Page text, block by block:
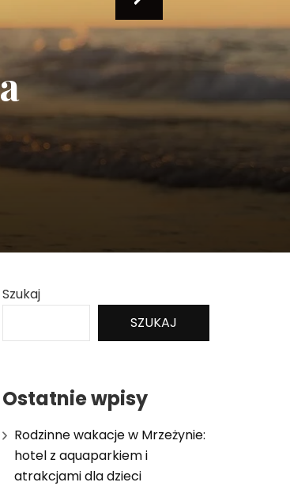
Szukaj
SZUKAJ
Ostatnie wpisy
Rodzinne wakacje w Mrzeżynie:
hotel z aquaparkiem i
atrakcjami dla dzieci